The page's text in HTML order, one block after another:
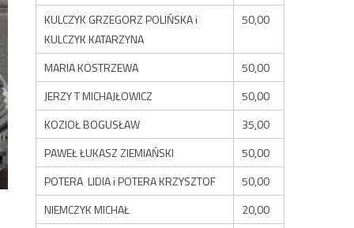
KULCZYK GRZEGORZ POLIŃSKA i
KULCZYK KATARZYNA
50,00
MARIA KOSTRZEWA
50,00
JERZY T MICHAJŁOWICZ
50,00
KOZIOŁ BOGUSŁAW
35,00
PAWEŁ ŁUKASZ ZIEMIAŃSKI
50,00
POTERA LIDIA i POTERA KRZYSZTOF
50,00
NIEMCZYK MICHAŁ
20,00